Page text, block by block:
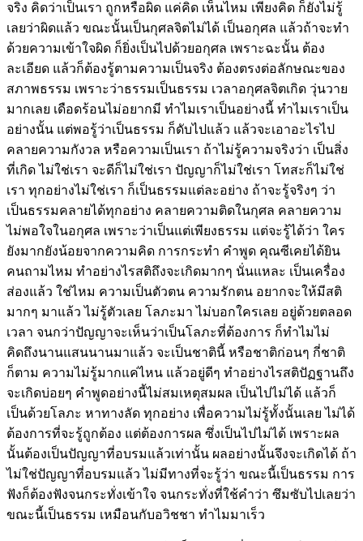
จริง คิดว่าเป็นเรา ถูกหรือผิด แค่คิด เห็นไหม เพียงคิด ก็ยังไม่รู้
เลยว่าผิดแล้ว ขณะนั้นเป็นกุศลจิตไม่ได้ เป็นอกุศล แล้วถ้าจะทำ
ด้วยความเข้าใจผิด ก็ยิ่งเป็นไปด้วยอกุศล เพราะฉะนั้น ต้อง
ละเอียด แล้วก็ต้องรู้ตามความเป็นจริง ต้องตรงต่อลักษณะของ
สภาพธรรม เพราะว่าธรรมเป็นธรรม เวลาอกุศลจิตเกิด วุ่นวาย
มากเลย เดือดร้อนไม่อยากมี ทำไมเราเป็นอย่างนี้ ทำไมเราเป็น
อย่างนั้น แต่พอรู้ว่าเป็นธรรม ก็ดับไปแล้ว แล้วจะเอาอะไรไป
คลายความกังวล หรือความเป็นเรา ถ้าไม่รู้ความจริงว่า เป็นสิ่ง
ที่เกิด ไม่ใช่เรา จะดีก็ไม่ใช่เรา ปัญญาก็ไม่ใช่เรา โทสะก็ไม่ใช่
เรา ทุกอย่างไม่ใช่เรา ก็เป็นธรรมแต่ละอย่าง ถ้าจะรู้จริงๆ ว่า
เป็นธรรมคลายได้ทุกอย่าง คลายความติดในกุศล คลายความ
ไม่พอใจในอกุศล เพราะว่าเป็นแต่เพียงธรรม แต่จะรู้ได้ว่า ใคร
ยังมากยังน้อยจากความคิด การกระทำ คำพูด คุณซีเคยได้ยิน
คนถามไหม ทำอย่างไรสติถึงจะเกิดมากๆ นั่นแหละ เป็นเครื่อง
ส่องแล้ว ใช่ไหม ความเป็นตัวตน ความรักตน อยากจะให้มีสติ
มากๆ มาแล้ว ไม่รู้ตัวเลย โลภะมา ไม่บอกใครเลย อยู่ด้วยตลอด
เวลา จนกว่าปัญญาจะเห็นว่าเป็นโลภะที่ต้องการ ก็ทำไมไม่
คิดถึงนานแสนนานมาแล้ว จะเป็นชาตินี้ หรือชาติก่อนๆ กี่ชาติ
ก็ตาม ความไม่รู้มากแค่ไหน แล้วอยู่ดีๆ ทำอย่างไรสติปัฏฐานถึง
จะเกิดบ่อยๆ คำพูดอย่างนี้ไม่สมเหตุสมผล เป็นไปไม่ได้ แล้วก็
เป็นด้วยโลภะ หาทางลัด ทุกอย่าง เพื่อความไม่รู้ทั้งนั้นเลย ไม่ได้
ต้องการที่จะรู้ถูกต้อง แต่ต้องการผล ซึ่งเป็นไปไม่ได้ เพราะผล
นั้นต้องเป็นปัญญาที่อบรมแล้วเท่านั้น ผลอย่างนั้นจึงจะเกิดได้ ถ้า
ไม่ใช่ปัญญาที่อบรมแล้ว ไม่มีทางที่จะรู้ว่า ขณะนี้เป็นธรรม การ
ฟังก็ต้องฟังจนกระทั่งเข้าใจ จนกระทั่งที่ใช้คำว่า ซึมซับไปเลยว่า
ขณะนี้เป็นธรรม เหมือนกับอวิชชา ทำไมมาเร็ว